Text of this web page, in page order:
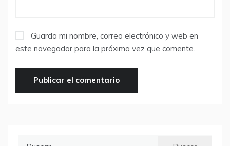
Guarda mi nombre, correo electrónico y web en
este navegador para la próxima vez que comente.